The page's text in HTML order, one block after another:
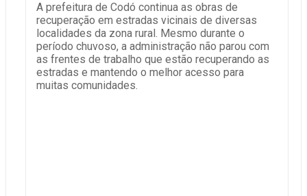
A prefeitura de Codó continua as obras de
recuperação em estradas vicinais de diversas
localidades da zona rural. Mesmo durante o
período chuvoso, a administração não parou com
as frentes de trabalho que estão recuperando as
estradas e mantendo o melhor acesso para
muitas comunidades.